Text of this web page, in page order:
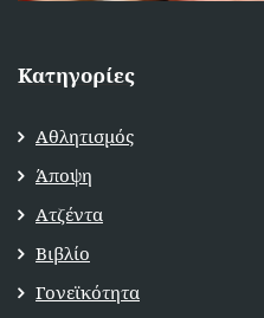
Κατηγορίες
Αθλητισμός
Άποψη
Ατζέντα
Βιβλίο
Γονεϊκότητα